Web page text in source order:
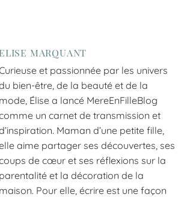
ELISE MARQUANT
et passionnée par les univers
bien-être, de la beauté et de la
mode, Élise a lancé MereEnFilleBlog
un carnet de transmission et
Maman d’une petite fille,
aime partager ses découvertes, ses
de cœur et ses réflexions sur la
parentalité et la décoration de la
maison. Pour elle, écrire est une façon